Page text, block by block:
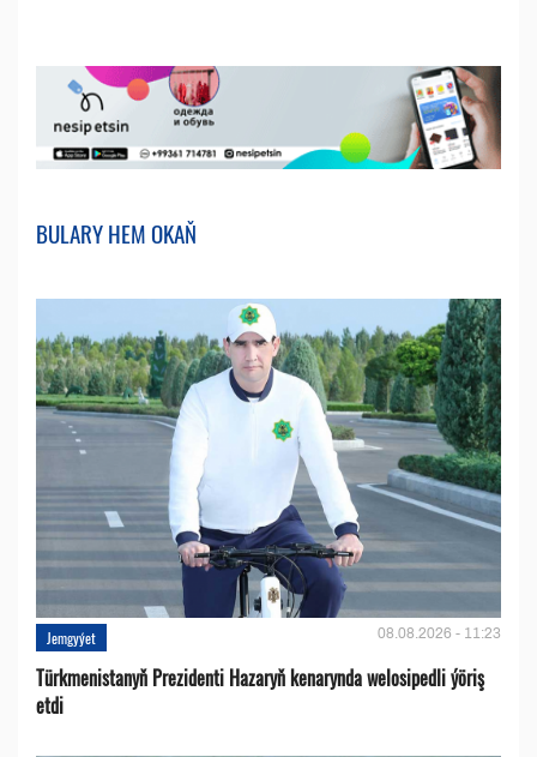
BULARY HEM OKAŇ
Jemgyýet 08.08.2026 - 11:23
Türkmenistanyň Prezidenti Hazaryň kenarynda welosipedli ýöriş
etdi